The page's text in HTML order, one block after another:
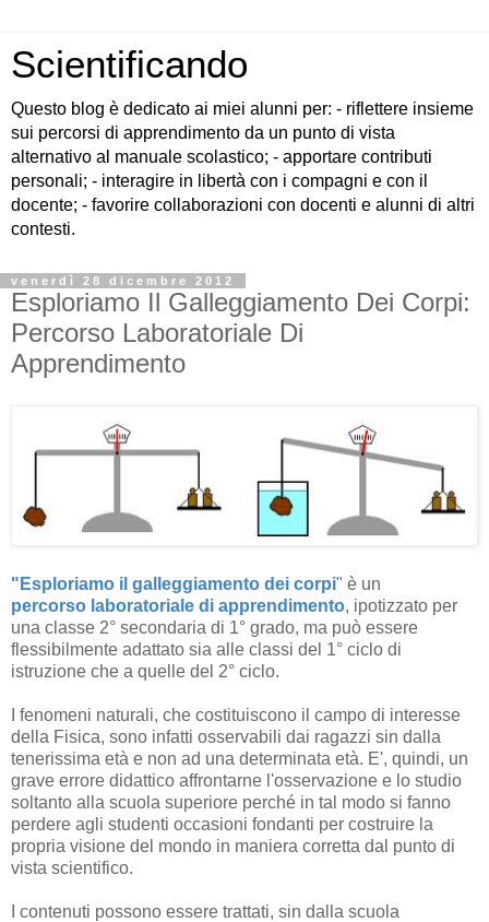
Scientificando
Questo blog è dedicato ai miei alunni per: - riflettere insieme
sui percorsi di apprendimento da un punto di vista
alternativo al manuale scolastico; - apportare contributi
personali; - interagire in libertà con i compagni e con il
docente; - favorire collaborazioni con docenti e alunni di altri
contesti.
venerdì 28 dicembre 2012
Esploriamo Il Galleggiamento Dei Corpi:
Percorso Laboratoriale Di
Apprendimento
"Esploriamo il galleggiamento dei corpi" è un
percorso laboratoriale di apprendimento, ipotizzato per
una classe 2° secondaria di 1° grado, ma può essere
flessibilmente adattato sia alle classi del 1° ciclo di
istruzione che a quelle del 2° ciclo.
I fenomeni naturali, che costituiscono il campo di interesse
della Fisica, sono infatti osservabili dai ragazzi sin dalla
tenerissima età e non ad una determinata età. E', quindi, un
grave errore didattico affrontarne l'osservazione e lo studio
soltanto alla scuola superiore perché in tal modo si fanno
perdere agli studenti occasioni fondanti per costruire la
propria visione del mondo in maniera corretta dal punto di
vista scientifico.
I contenuti possono essere trattati, sin dalla scuola